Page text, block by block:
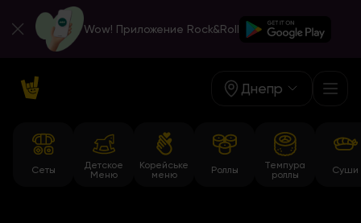
Wow! Приложение Rock&Roll
Днепр
Сеты
Детское
Меню
Корейське
меню
Роллы
Темпура
роллы
Суши